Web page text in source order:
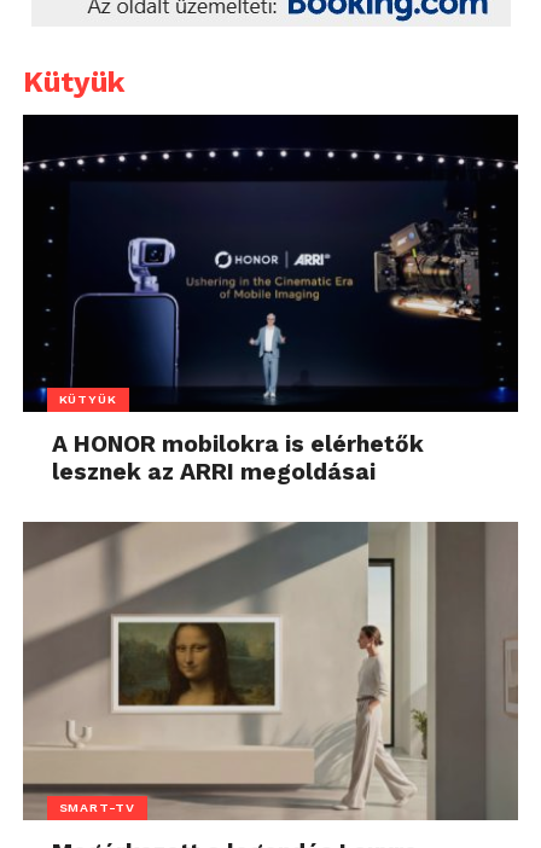
Kütyük
KÜTYÜK
A HONOR mobilokra is elérhetők
lesznek az ARRI megoldásai
SMART-TV